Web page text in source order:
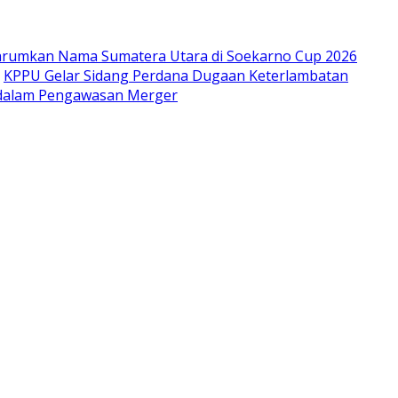
Nama Sumatera Utara di Soekarno Cup 2026
KPPU Gelar Sidang Perdana Dugaan Keterlambatan
Pengawasan Merger